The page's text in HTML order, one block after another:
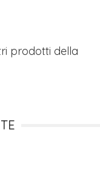
prodotti della